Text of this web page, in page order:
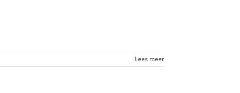
Lees meer